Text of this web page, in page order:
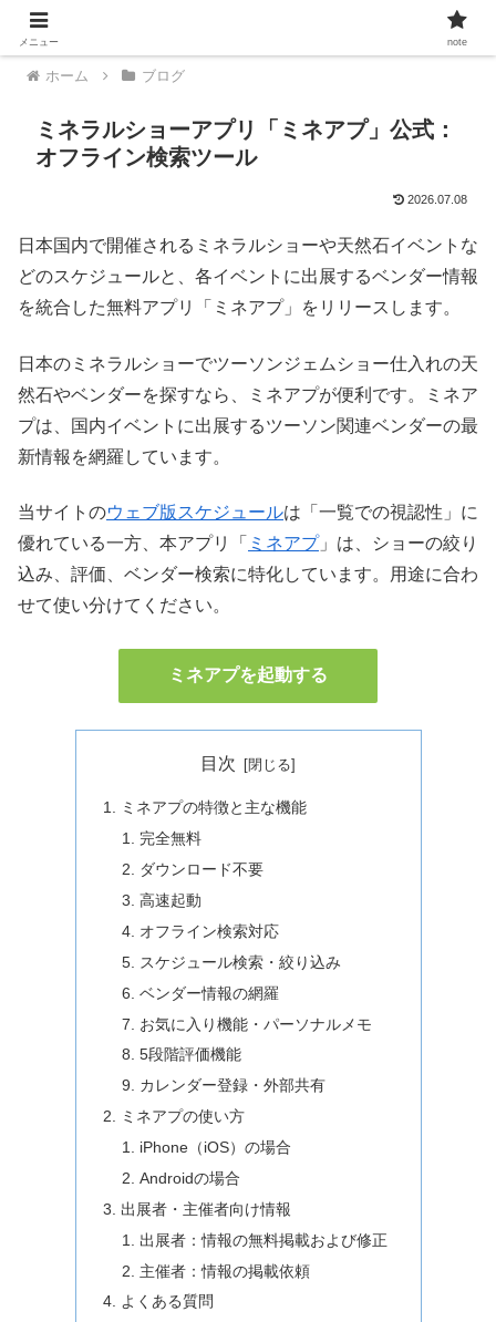
ホーム ブログ
ミネラルショーアプリ「ミネアプ」公式：
オフライン検索ツール
2026.07.08
日本国内で開催されるミネラルショーや天然石イベントな
どのスケジュールと、各イベントに出展するベンダー情報
を統合した無料アプリ「ミネアプ」をリリースします。
日本のミネラルショーでツーソンジェムショー仕入れの天
然石やベンダーを探すなら、ミネアプが便利です。ミネア
プは、国内イベントに出展するツーソン関連ベンダーの最
新情報を網羅しています。
当サイトのウェブ版スケジュールは「一覧での視認性」に
優れている一方、本アプリ「 ミネアプ」は、ショーの絞り
込み、評価、ベンダー検索に特化しています。用途に合わ
せて使い分けてください。
ミネアプを起動する
目次
ミネアプの特徴と主な機能
完全無料
ダウンロード不要
高速起動
オフライン検索対応
スケジュール検索・絞り込み
ベンダー情報の網羅
お気に入り機能・パーソナルメモ
5段階評価機能
カレンダー登録・外部共有
ミネアプの使い方
iPhone（iOS）の場合
Androidの場合
出展者・主催者向け情報
出展者：情報の無料掲載および修正
主催者：情報の掲載依頼
よくある質問
メニュー note